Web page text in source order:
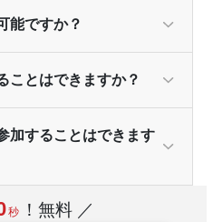
能ですか？
ことはできますか？
秒 ！無料 ／